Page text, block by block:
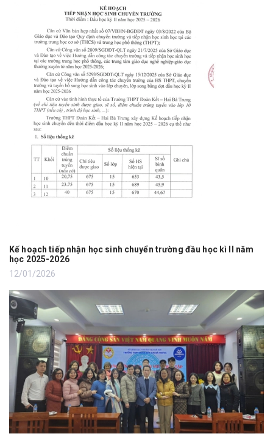
Kế hoạch tiếp nhận học sinh chuyển trường đầu học kì II năm
học 2025-2026
12/01/2026